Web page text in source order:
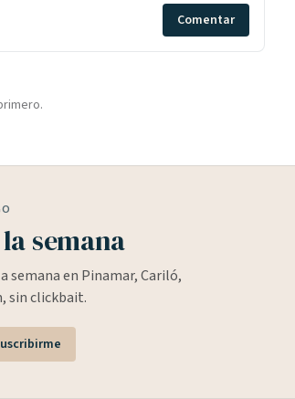
Comentar
semana
semana en Pinamar, Cariló,
sin clickbait.